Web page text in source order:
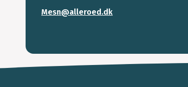
Mesn@alleroed.dk